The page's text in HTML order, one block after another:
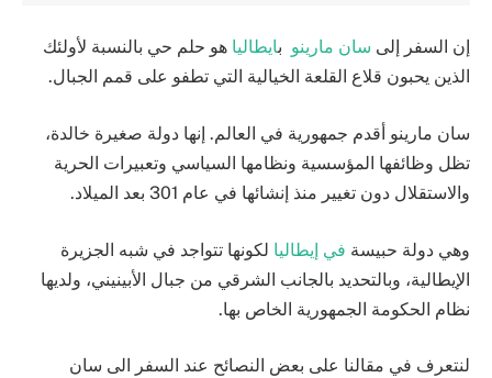
إن السفر إلى سان مارينو بايطاليا هو حلم حي بالنسبة لأولئك
الذين يحبون قلاع القلعة الخيالية التي تطفو على قمم الجبال.
سان مارينو أقدم جمهورية في العالم. إنها دولة صغيرة خالدة،
تظل وظائفها المؤسسية ونظامها السياسي وتعبيرات الحرية
والاستقلال دون تغيير منذ إنشائها في عام 301 بعد الميلاد.
وهي دولة حبيسة في إيطاليا لكونها تتواجد في شبه الجزيرة
الإيطالية، وبالتحديد بالجانب الشرقي من جبال الأبينيني، ولديها
نظام الحكومة الجمهورية الخاص بها.
لنتعرف في مقالنا على بعض النصائح عند السفر الى سان